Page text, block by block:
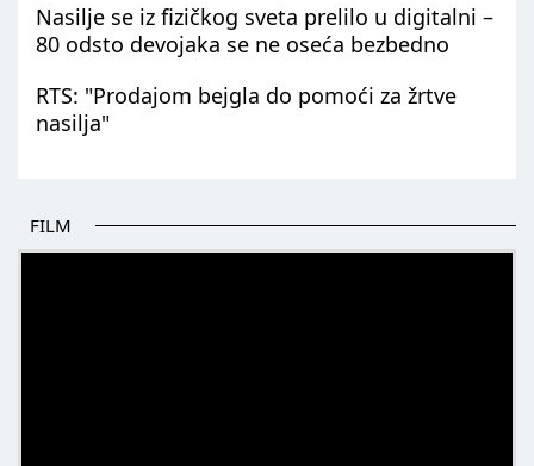
Nasilje se iz fizičkog sveta prelilo u digitalni –
80 odsto devojaka se ne oseća bezbedno
RTS: "Prodajom bejgla do pomoći za žrtve
nasilja"
FILM